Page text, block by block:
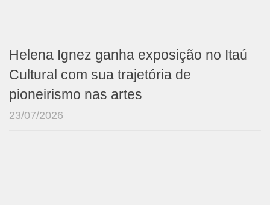
Helena Ignez ganha exposição no Itaú
Cultural com sua trajetória de
pioneirismo nas artes
23/07/2026